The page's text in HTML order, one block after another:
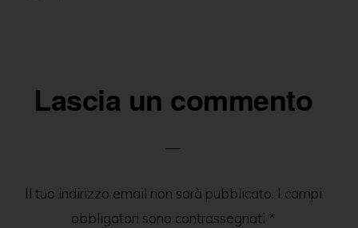
Lascia un commento
Il tuo indirizzo email non sarà pubblicato. I campi
obbligatori sono contrassegnati *